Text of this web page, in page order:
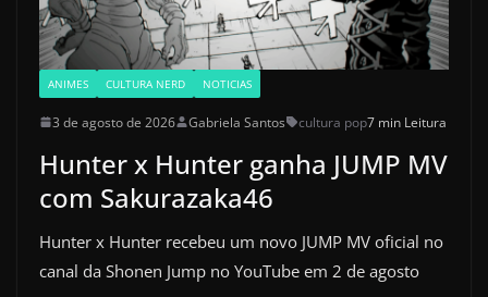
ANIMES CULTURA NERD NOTICIAS
3 de agosto de 2026 Gabriela Santos cultura pop7 min Leitura
Hunter x Hunter ganha JUMP MV
com Sakurazaka46
Hunter x Hunter recebeu um novo JUMP MV oficial no
canal da Shonen Jump no YouTube em 2 de agosto